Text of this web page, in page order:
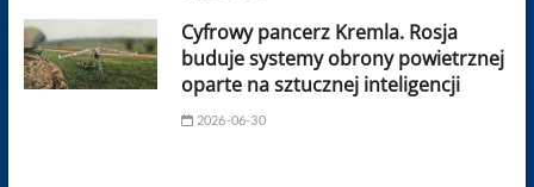
Cyfrowy pancerz Kremla. Rosja
buduje systemy obrony powietrznej
oparte na sztucznej inteligencji
2026-06-30